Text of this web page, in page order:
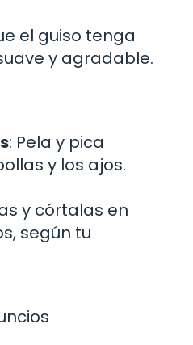
el guiso tenga
y agradable.
: Pela y pica
y los ajos.
y córtalas en
según tu